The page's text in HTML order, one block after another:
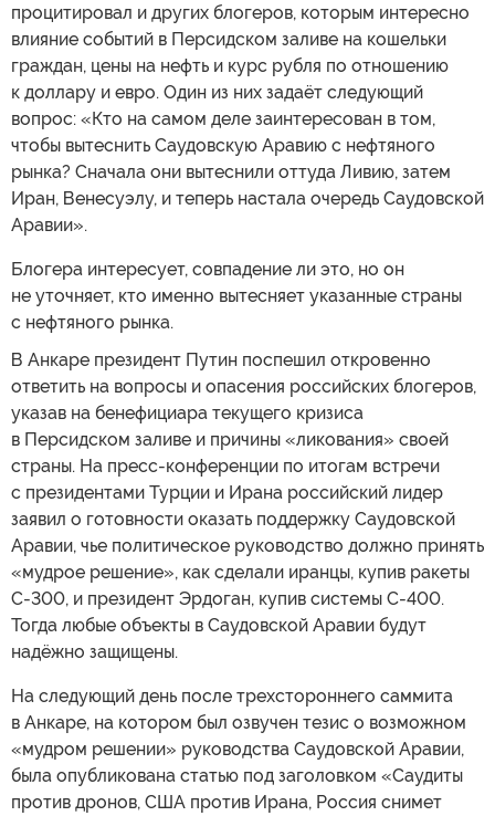
процитировал и других блогеров, которым интересно
влияние событий в Персидском заливе на кошельки
граждан, цены на нефть и курс рубля по отношению
к доллару и евро. Один из них задаёт следующий
вопрос: «Кто на самом деле заинтересован в том,
чтобы вытеснить Саудовскую Аравию с нефтяного
рынка? Сначала они вытеснили оттуда Ливию, затем
Иран, Венесуэлу, и теперь настала очередь Саудовской
Аравии».
Блогера интересует, совпадение ли это, но он
не уточняет, кто именно вытесняет указанные страны
с нефтяного рынка.
В Анкаре президент Путин поспешил откровенно
ответить на вопросы и опасения российских блогеров,
указав на бенефициара текущего кризиса
в Персидском заливе и причины «ликования» своей
страны. На пресс-конференции по итогам встречи
с президентами Турции и Ирана российский лидер
заявил о готовности оказать поддержку Саудовской
Аравии, чье политическое руководство должно принять
«мудрое решение», как сделали иранцы, купив ракеты
С-300, и президент Эрдоган, купив системы С-400.
Тогда любые объекты в Саудовской Аравии будут
надёжно защищены.
На следующий день после трехстороннего саммита
в Анкаре, на котором был озвучен тезис о возможном
«мудром решении» руководства Саудовской Аравии,
была опубликована статью под заголовком «Саудиты
против дронов, США против Ирана, Россия снимет